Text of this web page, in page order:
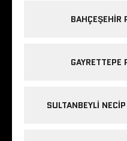
BAHÇEŞEHIR
GAYRETTEPE
SULTANBEYLI